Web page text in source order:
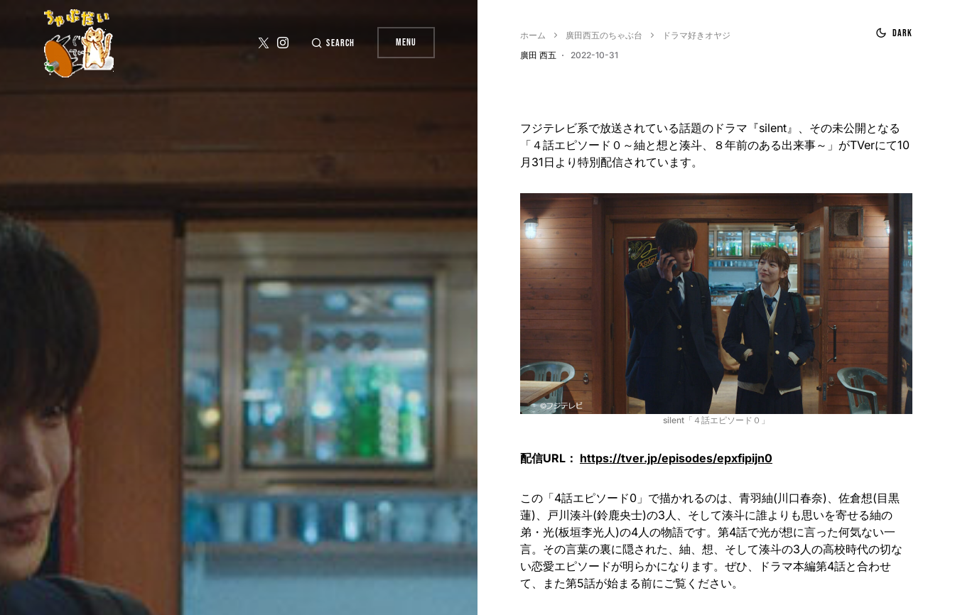
Search Menu
ホーム 廣田西五のちゃぶ台
ドラマ好きオヤジ
廣田 西五
2022-10-31
Dark
フジテレビ系で放送されている話題のドラマ『silent』、その未公開となる
「４話エピソード０～紬と想と湊斗、８年前のある出来事～」がTVerにて10
月31日より特別配信されています。
silent「４話エピソード０」
配信URL： https://tver.jp/episodes/epxfipijn0
この「4話エピソード0」で描かれるのは、青羽紬(川口春奈)、佐倉想(目黒
蓮)、戸川湊斗(鈴鹿央士)の3人、そして湊斗に誰よりも思いを寄せる紬の
弟・光(板垣李光人)の4人の物語です。第4話で光が想に言った何気ない一
言。その言葉の裏に隠された、紬、想、そして湊斗の3人の高校時代の切な
い恋愛エピソードが明らかになります。ぜひ、ドラマ本編第4話と合わせ
て、また第5話が始まる前にご覧ください。